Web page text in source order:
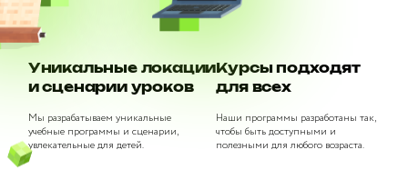
Уникальные локации
и сценарии уроков
Мы разрабатываем уникальные
учебные программы и сценарии,
увлекательные для детей.
Курсы подходят
для всех
Наши программы разработаны так,
чтобы быть доступными и
полезными для любого возраста.